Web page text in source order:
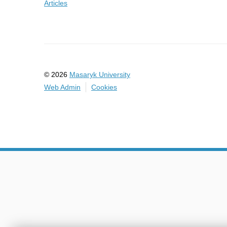
Articles
© 2026 Masaryk University
Web Admin
Cookies